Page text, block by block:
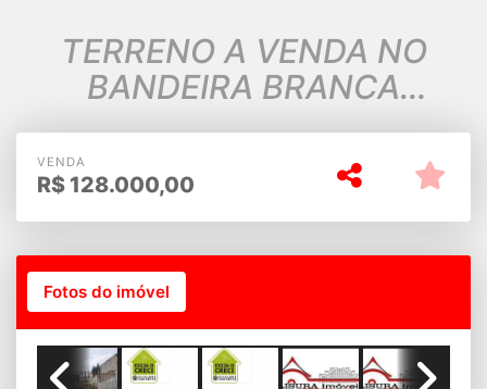
TERRENO A VENDA NO
BANDEIRA BRANCA
JACAREI SP
VENDA
R$ 128.000,00
Fotos do imóvel